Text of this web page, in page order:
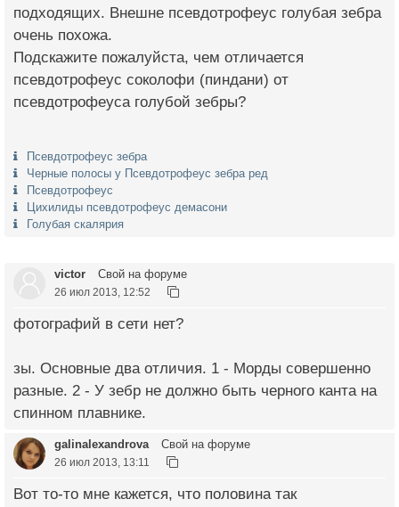
подходящих. Внешне псевдотрофеус голубая зебра
очень похожа.
Подскажите пожалуйста, чем отличается
псевдотрофеус соколофи (пиндани) от
псевдотрофеуса голубой зебры?
Псевдотрофеус зебра
Черные полосы у Псевдотрофеус зебра ред
Псевдотрофеус
Цихилиды псевдотрофеус демасони
Голубая скалярия
victor Свой на форуме
26 июл 2013, 12:52
фотографий в сети нет?
зы. Основные два отличия. 1 - Морды совершенно
разные. 2 - У зебр не должно быть черного канта на
спинном плавнике.
galinalexandrova Свой на форуме
26 июл 2013, 13:11
Вот то-то мне кажется, что половина так